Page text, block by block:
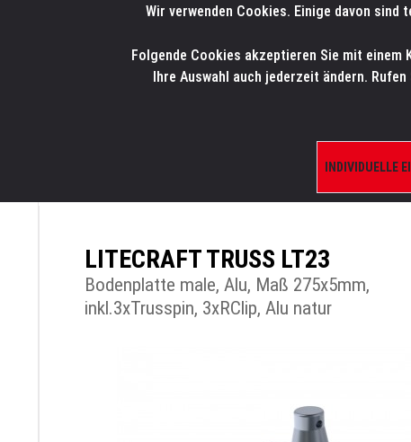
HOME
TRAVERSEN
LITECRAFT TRUSS LT23
Bodenplatte male, Alu, Maß 275x5mm,
inkl.3xTrusspin, 3xRClip, Alu natur
Wir verwenden Cookies. Einige davon sind
Folgende Cookies akzeptieren Sie mit einem
Ihre Auswahl auch jederzeit ändern.
INDIVIDUELLE